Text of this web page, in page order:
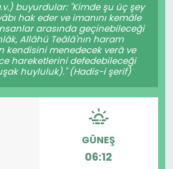
buyurdular: "Kimde şu üç şey
hak eder ve imanını kemâle
arasında geçinebileceği
Allâhü Teâlâ'nın haram
kendisini menedecek verâ ve
hareketlerini defedebileceği
huyluluk)." (Hadis-i şerif)
GÜNEŞ
06:12